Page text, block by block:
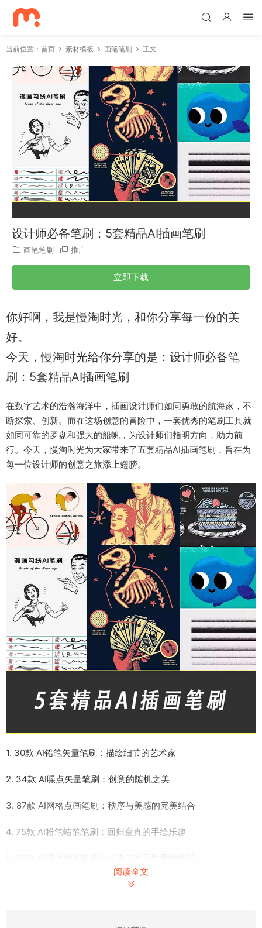
当前位置： 首页 素材模板 画笔笔刷 正文
设计师必备笔刷：5套精品AI插画笔刷
画笔笔刷 推广
立即下载
你好啊，我是慢淘时光，和你分享每一份的美
好。
今天，慢淘时光给你分享的是：设计师必备笔
刷：5套精品AI插画笔刷
在数字艺术的浩瀚海洋中，插画设计师们如同勇敢的航海家，不
断探索、创新。而在这场创意的冒险中，一套优秀的笔刷工具就
如同可靠的罗盘和强大的船帆，为设计师们指明方向，助力前
行。今天，慢淘时光为大家带来了五套精品AI插画笔刷，旨在为
每一位设计师的创意之旅添上翅膀。
1. 30款 AI铅笔矢量笔刷：描绘细节的艺术家
2. 34款 AI噪点矢量笔刷：创意的随机之美
3. 87款 AI网格点画笔刷：秩序与美感的完美结合
4. 75款 AI粉笔蜡笔笔刷：回归童真的手绘乐趣
阅读全文